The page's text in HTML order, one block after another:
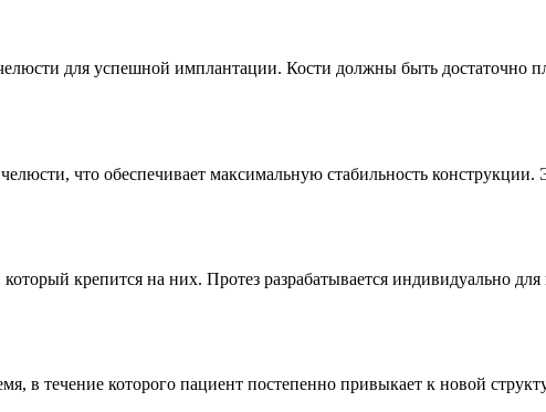
для успешной имплантации. Кости должны быть
что обеспечивает максимальную стабильность
крепится на них. Протез разрабатывается индивидуально
в течение которого пациент постепенно привыкает к новой